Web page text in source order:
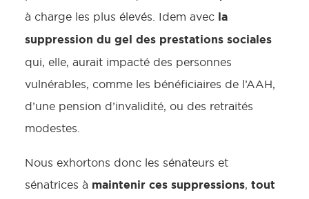
à charge les plus élevés. Idem avec la
suppression du gel des prestations sociales
qui, elle, aurait impacté des personnes
vulnérables, comme les bénéficiaires de l’AAH,
d’une pension d’invalidité, ou des retraités
modestes.
Nous exhortons donc les sénateurs et
sénatrices à maintenir ces suppressions, tout